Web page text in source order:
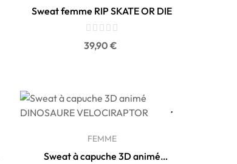
Sweat femme RIP SKATE OR DIE
Prix
39,90 €
FEMME
Sweat à capuche 3D animé